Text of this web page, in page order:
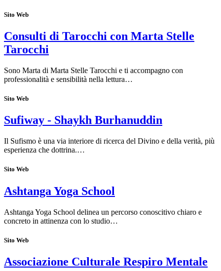
Sito Web
Consulti di Tarocchi con Marta Stelle
Tarocchi
Sono Marta di Marta Stelle Tarocchi e ti accompagno con
professionalità e sensibilità nella lettura…
Sito Web
Sufiway - Shaykh Burhanuddin
Il Sufismo è una via interiore di ricerca del Divino e della verità, più
esperienza che dottrina.…
Sito Web
Ashtanga Yoga School
Ashtanga Yoga School delinea un percorso conoscitivo chiaro e
concreto in attinenza con lo studio…
Sito Web
Associazione Culturale Respiro Mentale